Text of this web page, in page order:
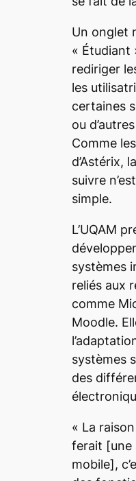
Un onglet
« Étudiant
rediriger
les
certaines
ou
Comme
d’Astérix,
suivre
simple.
L’UQAM
systèmes
reliés aux
comme
Moodle.
systèmes
des
« La
ferait [une
mobile],